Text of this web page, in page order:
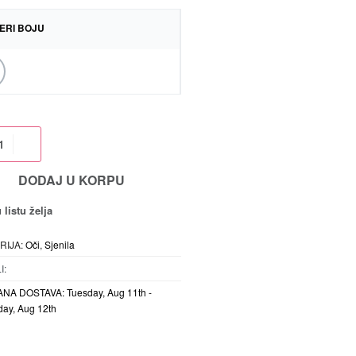
BOJU
DODAJ U KORPU
listu želja
Oči, Sjenila
DOSTAVA:Tuesday, Aug 11th -
Aug 12th